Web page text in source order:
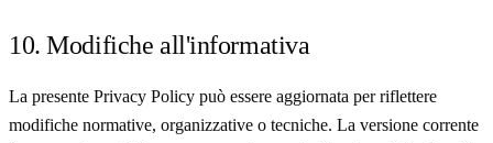
10. Modifiche all'informativa
La presente Privacy Policy può essere aggiornata per riflettere
modifiche normative, organizzative o tecniche. La versione corrente